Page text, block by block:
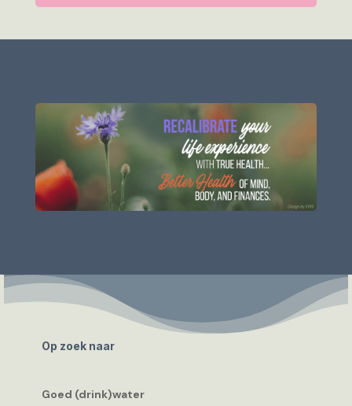
Op zoek naar
Goed (drink)water